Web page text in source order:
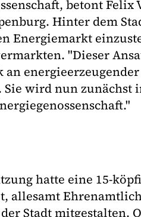
betont Felix
Hinter dem
Energiemarkt
"Dieser
an
wird nun zunächst
hatte eine 15-
allesamt
Stadt mitgestalten.